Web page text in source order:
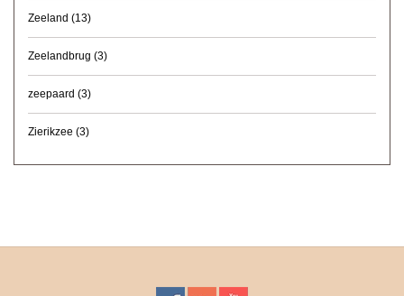
Zeeland (13)
Zeelandbrug (3)
zeepaard (3)
Zierikzee (3)